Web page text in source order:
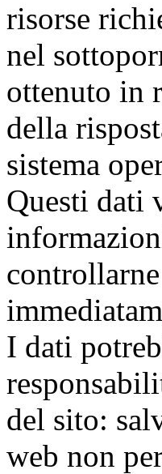
risorse
nel
ottenuto in
della
sistema
Questi dati
I dati
del sito:
web non